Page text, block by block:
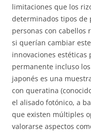
limitaciones que los
determinados tipos de
personas con cabellos
si querían cambiar
innovaciones
permanente incluso
japonés es una
con queratina
el alisado fotónico, a
que existen múltiples
valorarse aspectos